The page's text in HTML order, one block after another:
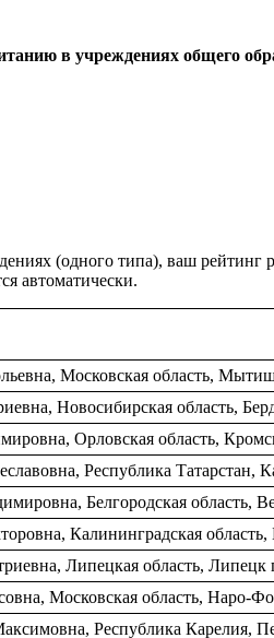
в учреждениях общего
(одного типа), ваш
автоматически.
Московская область,
Новосибирская область,
Орловская область,
Республика
Белгородская область,
Калининградская
Липецкая область, Липецк
Московская область, Наро-
Республика Карелия,